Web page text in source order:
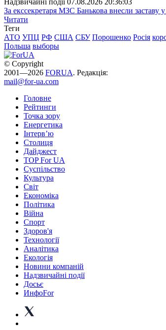
За екссекретаря МЗС Банькова внесли заставу
Читати
Теги
АТО УПЦ РФ США СБУ Порошенко Росія
Польша выборы
© Copyright
2001—2026 FORUA. Редакція:
mail@for-ua.com
Головне
Рейтинги
Точка зору
Енергетика
Інтерв’ю
Столиця
Дайджест
TOP For UA
Суспiльство
Культура
Світ
Економіка
Політика
Війна
Спорт
Здоров'я
Технології
Аналітика
Екологія
Новини компаній
Надзвичайні події
Досьє
ИнфоFor